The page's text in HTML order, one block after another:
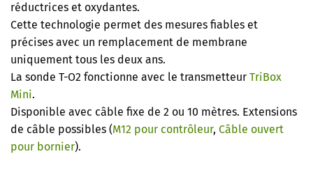
réductrices et oxydantes.
Cette technologie permet des mesures fiables et
précises avec un remplacement de membrane
uniquement tous les deux ans.
La sonde T-O2 fonctionne avec le transmetteur TriBox
Mini.
Disponible avec câble fixe de 2 ou 10 mètres. Extensions
de câble possibles (M12 pour contrôleur, Câble ouvert
pour bornier).